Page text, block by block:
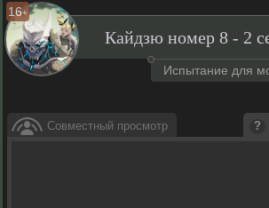
16+
Кайдзю номер 8 - 2
Испытание для
Совместный просмотр